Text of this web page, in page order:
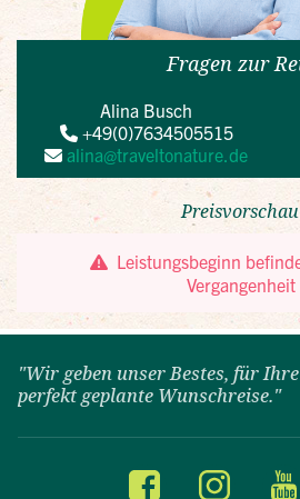
"Wir geben unser Bestes, für Ihre
perfekt geplante Wunschreise."